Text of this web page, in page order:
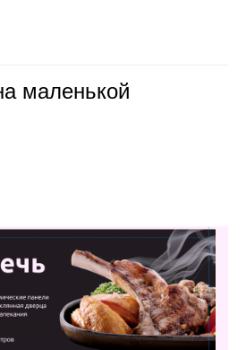
малень­кой